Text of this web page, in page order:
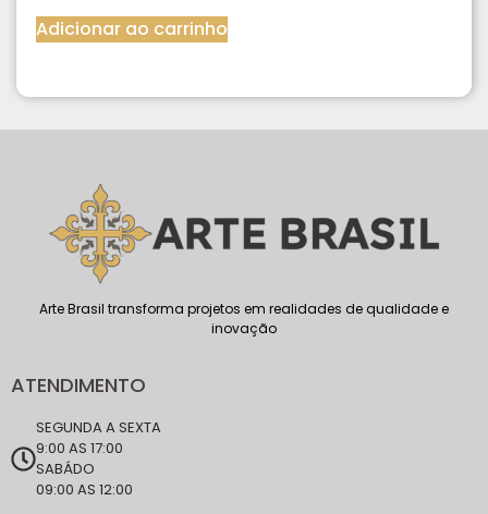
Adicionar ao carrinho
Arte Brasil transforma projetos em realidades de qualidade e
inovação
ATENDIMENTO
SEGUNDA A SEXTA
9:00 AS 17:00
SABÁDO
09:00 AS 12:00